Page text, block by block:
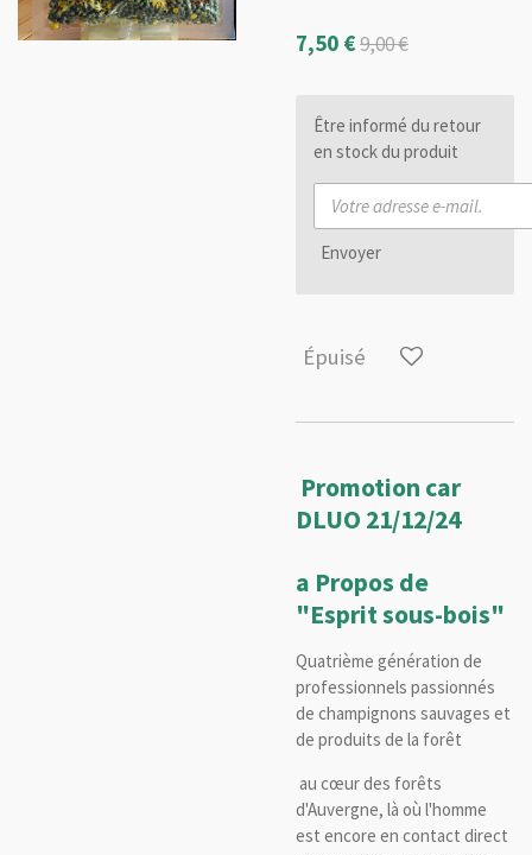
7,50 €9,00 €
Être informé du retour
en stock du produit
Envoyer
Épuisé
Promotion car
DLUO 21/12/24
a Propos de
"Esprit sous-bois"
Quatrième génération de
professionnels passionnés
de champignons sauvages et
de produits de la forêt
au cœur des forêts
d'Auvergne, là où l'homme
est encore en contact direct